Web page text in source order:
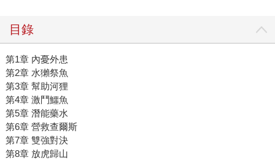
目錄
第1章 內憂外患
第2章 水獺祭魚
第3章 幫助河狸
第4章 激鬥鱷魚
第5章 潛能藥水
第6章 營救查爾斯
第7章 雙強對決
第8章 放虎歸山